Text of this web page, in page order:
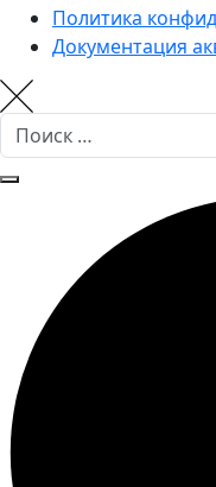
Политика
Документация